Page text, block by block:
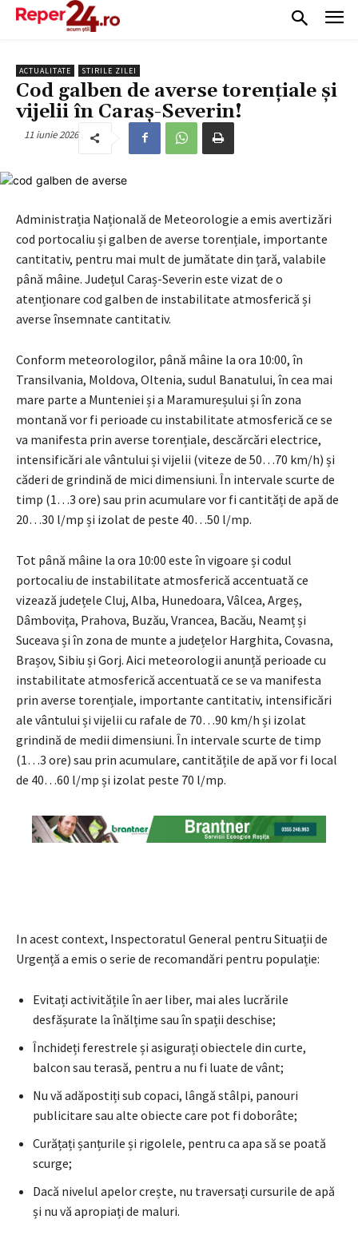
ACTUALITATE STIRILE ZILEI
Cod galben de averse torențiale și
vijelii în Caraș-Severin!
11 iunie 2026
Administrația Națională de Meteorologie a emis avertizări
cod portocaliu și galben de averse torențiale, importante
cantitativ, pentru mai mult de jumătate din țară, valabile
până mâine. Județul Caraș-Severin este vizat de o
atenționare cod galben de instabilitate atmosferică și
averse însemnate cantitativ.
Conform meteorologilor, până mâine la ora 10:00, în
Transilvania, Moldova, Oltenia, sudul Banatului, în cea mai
mare parte a Munteniei și a Maramureșului și în zona
montană vor fi perioade cu instabilitate atmosferică ce se
va manifesta prin averse torențiale, descărcări electrice,
intensificări ale vântului și vijelii (viteze de 50…70 km/h) și
căderi de grindină de mici dimensiuni. În intervale scurte de
timp (1…3 ore) sau prin acumulare vor fi cantități de apă de
20…30 l/mp și izolat de peste 40…50 l/mp.
Tot până mâine la ora 10:00 este în vigoare și codul
portocaliu de instabilitate atmosferică accentuată ce
vizează județele Cluj, Alba, Hunedoara, Vâlcea, Argeș,
Dâmbovița, Prahova, Buzău, Vrancea, Bacău, Neamț și
Suceava și în zona de munte a județelor Harghita, Covasna,
Brașov, Sibiu și Gorj. Aici meteorologii anunță perioade cu
instabilitate atmosferică accentuată ce se va manifesta
prin averse torențiale, importante cantitativ, intensificări
ale vântului și vijelii cu rafale de 70…90 km/h și izolat
grindină de medii dimensiuni. În intervale scurte de timp
(1…3 ore) sau prin acumulare, cantitățile de apă vor fi local
de 40…60 l/mp și izolat peste 70 l/mp.
In acest context, Inspectoratul General pentru Situații de
Urgență a emis o serie de recomandări pentru populație:
Evitați activitățile în aer liber, mai ales lucrările
desfășurate la înălțime sau în spații deschise;
Închideți ferestrele și asigurați obiectele din curte,
balcon sau terasă, pentru a nu fi luate de vânt;
Nu vă adăpostiți sub copaci, lângă stâlpi, panouri
publicitare sau alte obiecte care pot fi doborâte;
Curățați șanțurile și rigolele, pentru ca apa să se poată
scurge;
Dacă nivelul apelor crește, nu traversați cursurile de apă
și nu vă apropiați de maluri.